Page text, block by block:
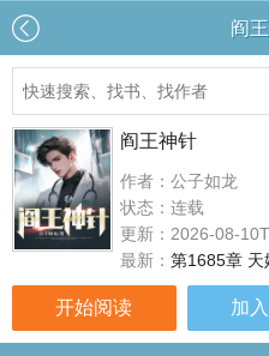
阎
阎王神针
作者：公子如龙
状态：连载
更新：2026-08-
最新： 第1685章 天
开始阅读 加